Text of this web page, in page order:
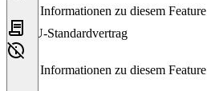
Keine Informationen zu diesem Feature
EU-Standardvertrag
Keine Informationen zu diesem Feature